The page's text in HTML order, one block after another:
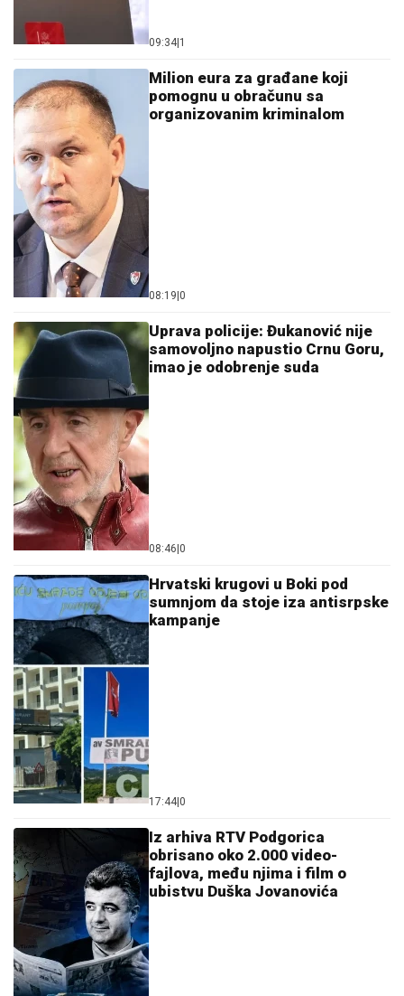
09:34 1
Milion eura za građane koji
pomognu u obračunu sa
organizovanim kriminalom
08:19 0
Uprava policije: Đukanović nije
samovoljno napustio Crnu Goru,
imao je odobrenje suda
08:46 0
Hrvatski krugovi u Boki pod
sumnjom da stoje iza antisrpske
kampanje
17:44 0
Iz arhiva RTV Podgorica
obrisano oko 2.000 video-
fajlova, među njima i film o
ubistvu Duška Jovanovića